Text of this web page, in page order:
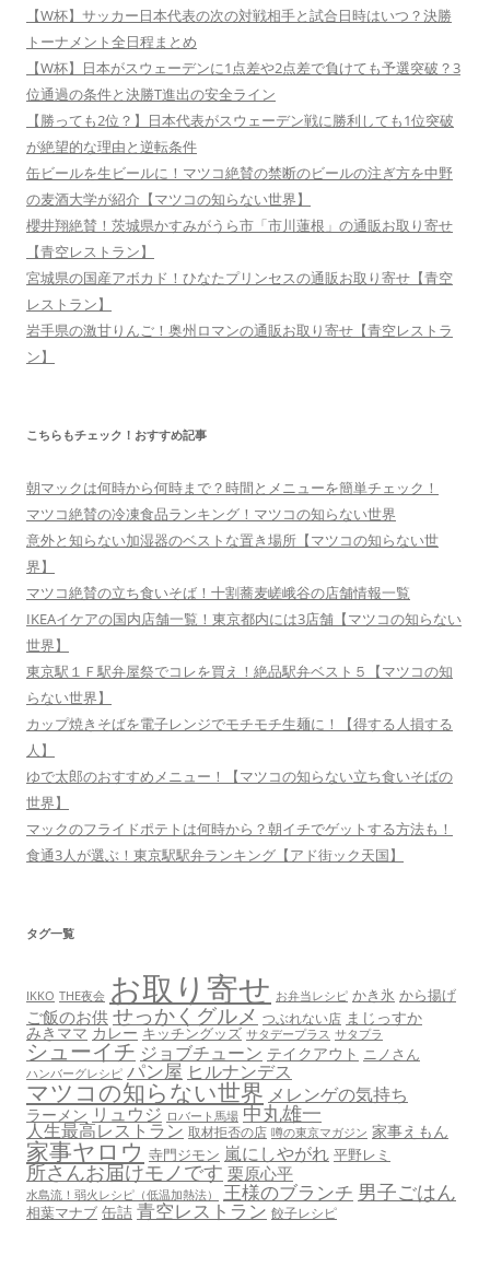
【W杯】サッカー日本代表の次の対戦相手と試合日時はいつ？決勝
トーナメント全日程まとめ
【W杯】日本がスウェーデンに1点差や2点差で負けても予選突破？3
位通過の条件と決勝T進出の安全ライン
【勝っても2位？】日本代表がスウェーデン戦に勝利しても1位突破
が絶望的な理由と逆転条件
缶ビールを生ビールに！マツコ絶賛の禁断のビールの注ぎ方を中野
の麦酒大学が紹介【マツコの知らない世界】
櫻井翔絶賛！茨城県かすみがうら市「市川蓮根」の通販お取り寄せ
【青空レストラン】
宮城県の国産アボカド！ひなたプリンセスの通販お取り寄せ【青空
レストラン】
岩手県の激甘りんご！奥州ロマンの通販お取り寄せ【青空レストラ
ン】
こちらもチェック！おすすめ記事
朝マックは何時から何時まで？時間とメニューを簡単チェック！
マツコ絶賛の冷凍食品ランキング！マツコの知らない世界
意外と知らない加湿器のベストな置き場所【マツコの知らない世
界】
マツコ絶賛の立ち食いそば！十割蕎麦嵯峨谷の店舗情報一覧
IKEAイケアの国内店舗一覧！東京都内には3店舗【マツコの知らない
世界】
東京駅１Ｆ駅弁屋祭でコレを買え！絶品駅弁ベスト５【マツコの知
らない世界】
カップ焼きそばを電子レンジでモチモチ生麺に！【得する人損する
人】
ゆで太郎のおすすめメニュー！【マツコの知らない立ち食いそばの
世界】
マックのフライドポテトは何時から？朝イチでゲットする方法も！
食通3人が選ぶ！東京駅駅弁ランキング【アド街ック天国】
タグ一覧
IKKO THE夜会 お取り寄せ お弁当レシピ かき氷 から揚げ
ご飯のお供 せっかくグルメ つぶれない店 まじっすか
みきママ カレー キッチングッズ サタデープラス サタプラ
シューイチ ジョブチューン テイクアウト ニノさん
ハンバーグレシピ パン屋 ヒルナンデス
マツコの知らない世界 メレンゲの気持ち
ラーメン リュウジ ロバート馬場 中丸雄一
人生最高レストラン 取材拒否の店 噂の東京マガジン 家事えもん
家事ヤロウ 寺門ジモン 嵐にしやがれ 平野レミ
所さんお届けモノです 栗原心平
水島流！弱火レシピ（低温加熱法） 王様のブランチ 男子ごはん
相葉マナブ 缶詰 青空レストラン 餃子レシピ